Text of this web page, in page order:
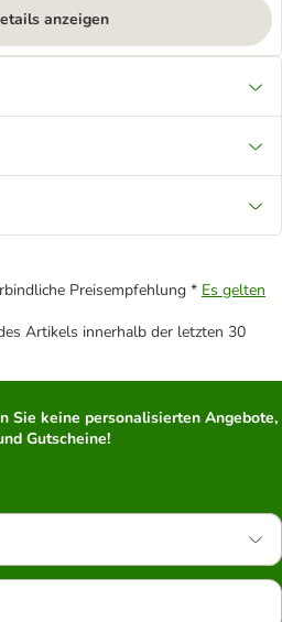
anzeigen
Preisempfehlung * Es gelten
Artikels innerhalb der letzten 30
Sie keine personalisierten Angebote,
Gutscheine!